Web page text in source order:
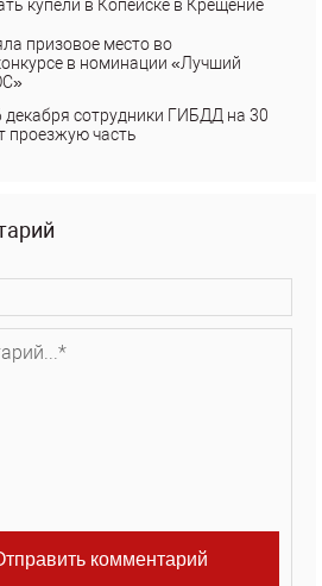
купели в Копейске в Крещение
призовое место во
в номинации «Лучший
декабря сотрудники ГИБДД на 30
проезжую часть